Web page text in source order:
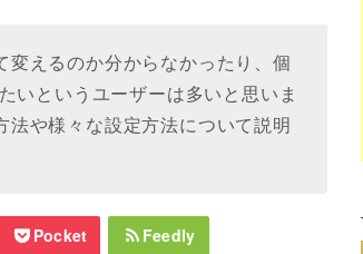
えるのか分からなかったり、個
いというユーザーは多いと思いま
や様々な設定方法について説明
Pocket Feedly